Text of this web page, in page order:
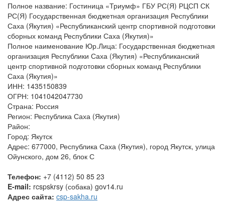
Полное название: Гостиница «Триумф» ГБУ РС(Я) РЦСП СК
РС(Я) Государственная бюджетная организация Республики
Саха (Якутия) «Республиканский центр спортивной подготовки
сборных команд Республики Саха (Якутия)»
Полное наименование Юр.Лица: Государственная бюджетная
организация Республики Саха (Якутия) «Республиканский
центр спортивной подготовки сборных команд Республики
Саха (Якутия)»
ИНН: 1435150839
ОГРН: 1041042047730
Cтрана: Россия
Регион: Республика Саха (Якутия)
Район:
Город: Якутск
Адрес: 677000, Республика Саха (Якутия), город Якутск, улица
Ойунского, дом 26, блок С
Телефон: +7 (4112) 50 85 23
E-mail: rcspskrsy (собака) gov14.ru
Адрес сайта: csp-sakha.ru